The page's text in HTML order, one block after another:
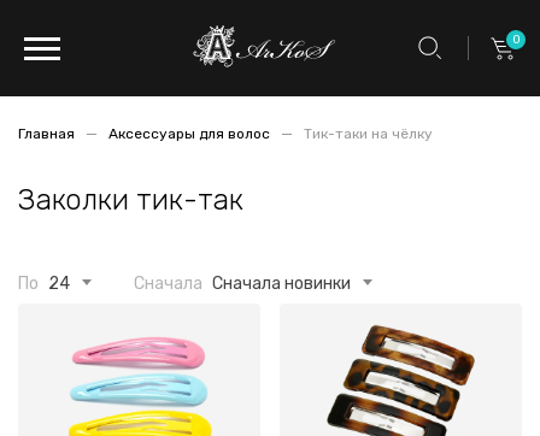
0
Главная Аксессуары для волос Тик-таки на чёлку
Заколки тик-так
По 24 Сначала Сначала новинки